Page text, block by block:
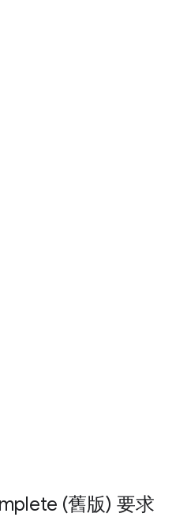
(舊版) 要求